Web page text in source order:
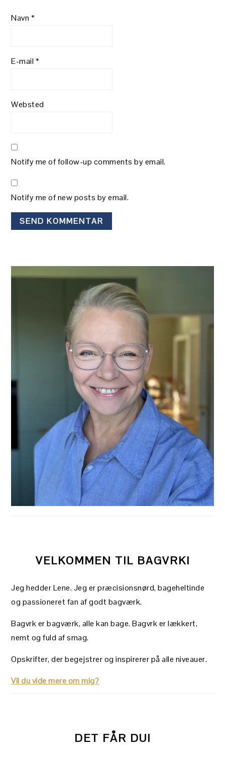
Navn *
E-mail*
Websted
Notify me of follow-up comments by email.
Notify me of new posts by email.
PRIMÆR
VELKOMMEN TIL BAGVRK!
Jeg hedder Lene. Jeg er præcisionsnørd, bageheltinde
og passioneret fan af godt bagværk.
Bagvrk er bagværk, alle kan bage. Bagvrk er lækkert,
nemt og fuld af smag.
Opskrifter, der begejstrer og inspirerer på alle niveauer.
Vil du vide mere om mig?
DET FÅR DU!